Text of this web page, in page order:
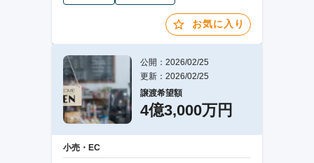
お気に入り
公開：2026/02/25
更新：2026/02/25
譲渡希望額
4億3,000万円
小売・EC